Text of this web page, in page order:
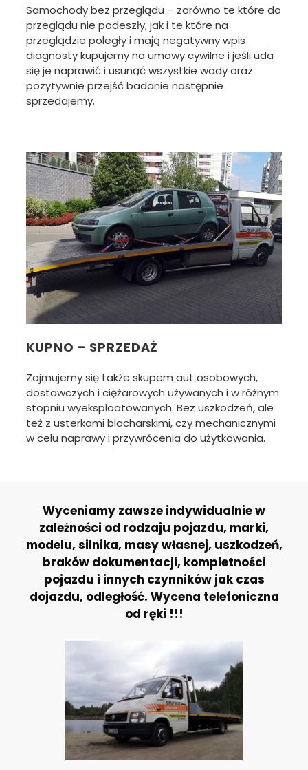
Samochody bez przeglądu – zarówno te które do
przeglądu nie podeszły, jak i te które na
przeglądzie poległy i mają negatywny wpis
diagnosty kupujemy na umowy cywilne i jeśli uda
się je naprawić i usunąć wszystkie wady oraz
pozytywnie przejść badanie następnie
sprzedajemy.
KUPNO – SPRZEDAŻ
Zajmujemy się także skupem aut osobowych,
dostawczych i ciężarowych używanych i w różnym
stopniu wyeksploatowanych. Bez uszkodzeń, ale
też z usterkami blacharskimi, czy mechanicznymi
w celu naprawy i przywrócenia do użytkowania.
Wyceniamy zawsze indywidualnie w
zależności od rodzaju pojazdu, marki,
modelu, silnika, masy własnej, uszkodzeń,
braków dokumentacji, kompletności
pojazdu i innych czynników jak czas
dojazdu, odległość. Wycena telefoniczna
od ręki !!!